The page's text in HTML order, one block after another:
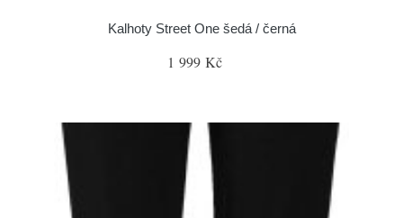
Kalhoty Street One šedá / černá
1 999 Kč